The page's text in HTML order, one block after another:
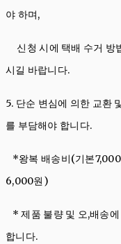
야 하며,
신청 시에 택배 수거 방
시길 바랍니다.
5. 단순 변심에 의한 교환
를 부담해야 합니다.
*왕복 배송비(기본
6,000원)
* 제품 불량 및 오,배송
합니다.